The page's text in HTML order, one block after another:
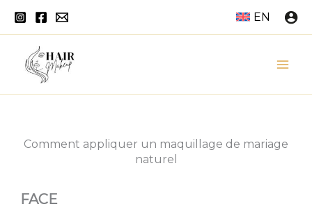
contenu
EN
Comment appliquer un maquillage de mariage
naturel
FACE